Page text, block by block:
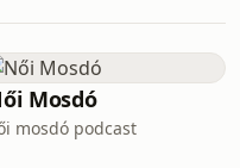
a
között eze
Mosdó
mosdó podcast